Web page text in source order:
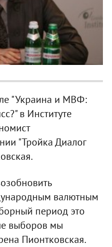
"Украина и МВФ:
в Институте
"Тройка Диалог
валютным
период это
выборов мы
Пионтковская.